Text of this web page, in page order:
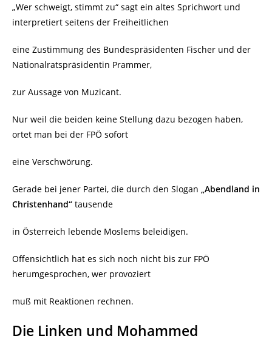
„Wer schweigt, stimmt zu“ sagt ein altes Sprichwort und
interpretiert seitens der Freiheitlichen
eine Zustimmung des Bundespräsidenten Fischer und der
Nationalratspräsidentin Prammer,
zur Aussage von Muzicant.
Nur weil die beiden keine Stellung dazu bezogen haben,
ortet man bei der FPÖ sofort
eine Verschwörung.
Gerade bei jener Partei, die durch den Slogan „Abendland in
Christenhand“ tausende
in Österreich lebende Moslems beleidigen.
Offensichtlich hat es sich noch nicht bis zur FPÖ
herumgesprochen, wer provoziert
muß mit Reaktionen rechnen.
Die Linken und Mohammed